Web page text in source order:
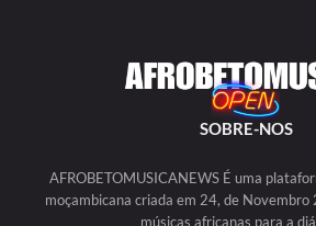
SOBRE-NOS
AFROBETOMUSICANEWS É uma
moçambicana criada em 24, de
músicas africanas para a